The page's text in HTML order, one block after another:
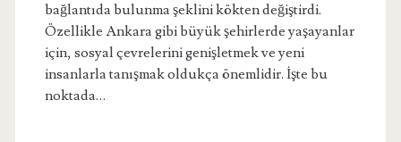
bağlantıda bulunma şeklini kökten değiştirdi.
Özellikle Ankara gibi büyük şehirlerde yaşayanlar
için, sosyal çevrelerini genişletmek ve yeni
insanlarla tanışmak oldukça önemlidir. İşte bu
noktada…